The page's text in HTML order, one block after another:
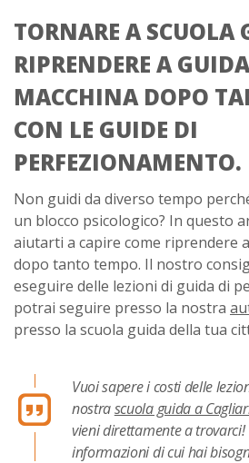
TORNARE A SCUOLA
RIPRENDERE A
MACCHINA DOPO
CON LE GUIDE DI
PERFEZIONAMENTO.
Non guidi da diverso tempo
un blocco psicologico? In questo
aiutarti a capire come riprendere
dopo tanto tempo. Il nostro
eseguire delle lezioni di guida di
potrai seguire presso la nostra
presso la scuola guida della tua
Vuoi sapere i costi delle
nostrascuola guida a
vieni direttamente a
informazioni di cui hai